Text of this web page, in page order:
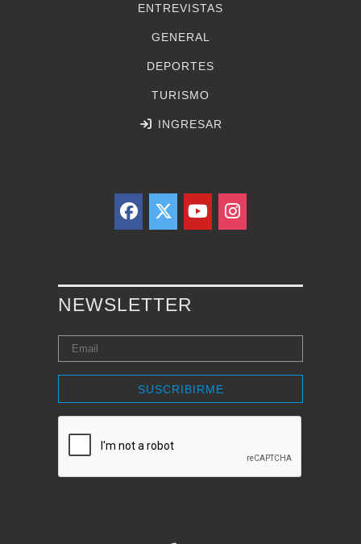
ENTREVISTAS
GENERAL
DEPORTES
TURISMO
INGRESAR
NEWSLETTER
SUSCRIBIRME